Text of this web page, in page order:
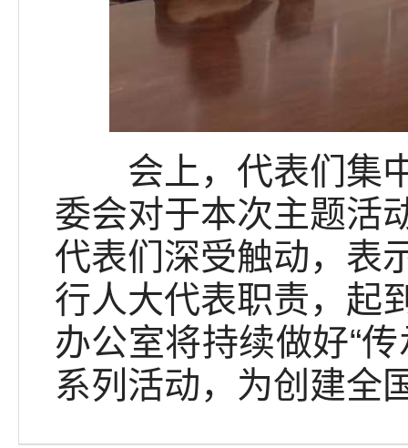
会上，代表们集中
委会对于本次主题活
代表们深受触动，表
行人大代表职责，起
办公室将持续做好“
系列活动，为创建全